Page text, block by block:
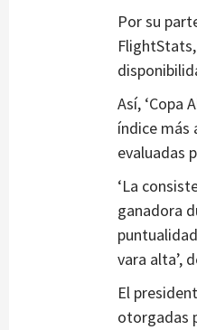
Por su
Así, ‘Copa
índice más
evaluadas
‘La
ganadora
vara alta’,
El
otorgadas